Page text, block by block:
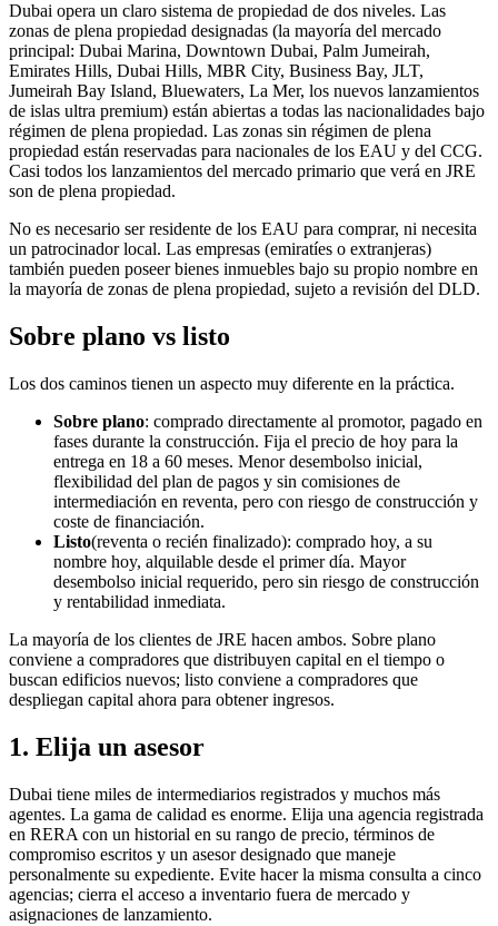
Dubai opera un claro sistema de propiedad de dos niveles. Las
zonas de plena propiedad designadas (la mayoría del mercado
principal: Dubai Marina, Downtown Dubai, Palm Jumeirah,
Emirates Hills, Dubai Hills, MBR City, Business Bay, JLT,
Jumeirah Bay Island, Bluewaters, La Mer, los nuevos lanzamientos
de islas ultra premium) están abiertas a todas las nacionalidades bajo
régimen de plena propiedad. Las zonas sin régimen de plena
propiedad están reservadas para nacionales de los EAU y del CCG.
Casi todos los lanzamientos del mercado primario que verá en JRE
son de plena propiedad.
No es necesario ser residente de los EAU para comprar, ni necesita
un patrocinador local. Las empresas (emiratíes o extranjeras)
también pueden poseer bienes inmuebles bajo su propio nombre en
la mayoría de zonas de plena propiedad, sujeto a revisión del DLD.
Sobre plano vs listo
Los dos caminos tienen un aspecto muy diferente en la práctica.
Sobre plano: comprado directamente al promotor, pagado en
fases durante la construcción. Fija el precio de hoy para la
entrega en 18 a 60 meses. Menor desembolso inicial,
flexibilidad del plan de pagos y sin comisiones de
intermediación en reventa, pero con riesgo de construcción y
coste de financiación.
Listo(reventa o recién finalizado): comprado hoy, a su
nombre hoy, alquilable desde el primer día. Mayor
desembolso inicial requerido, pero sin riesgo de construcción
y rentabilidad inmediata.
La mayoría de los clientes de JRE hacen ambos. Sobre plano
conviene a compradores que distribuyen capital en el tiempo o
buscan edificios nuevos; listo conviene a compradores que
despliegan capital ahora para obtener ingresos.
1. Elija un asesor
Dubai tiene miles de intermediarios registrados y muchos más
agentes. La gama de calidad es enorme. Elija una agencia registrada
en RERA con un historial en su rango de precio, términos de
compromiso escritos y un asesor designado que maneje
personalmente su expediente. Evite hacer la misma consulta a cinco
agencias; cierra el acceso a inventario fuera de mercado y
asignaciones de lanzamiento.